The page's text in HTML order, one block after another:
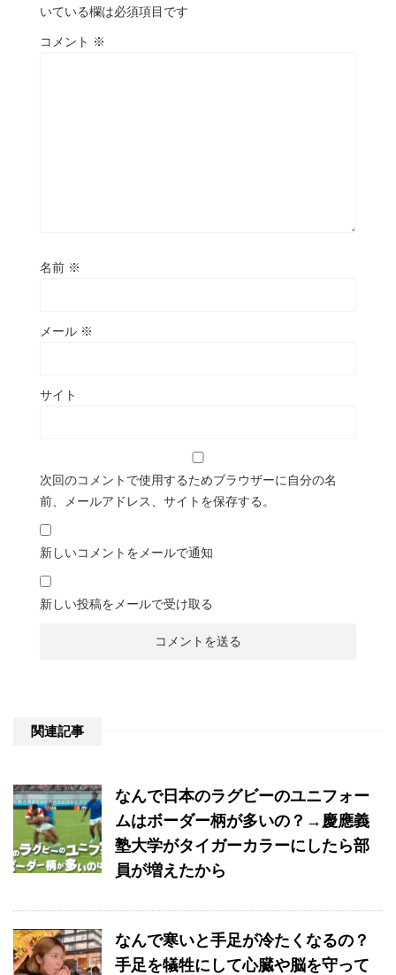
いている欄は必須項目です
コメント ※
名前 ※
メール ※
サイト
次回のコメントで使用するためブラウザーに自分の名
前、メールアドレス、サイトを保存する。
新しいコメントをメールで通知
新しい投稿をメールで受け取る
関連記事
なんで日本のラグビーのユニフォー
ムはボーダー柄が多いの？→慶應義
塾大学がタイガーカラーにしたら部
員が増えたから
なんで寒いと手足が冷たくなるの？
手足を犠牲にして心臓や脳を守って